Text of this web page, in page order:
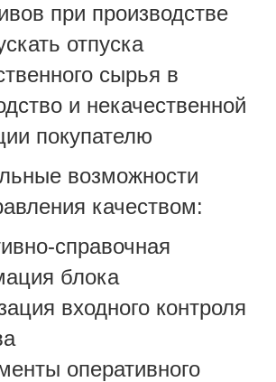
при производстве
отпуска
сырья в
и некачественной
покупателю
возможности
качеством:
справочная
блока
входного контроля
оперативного